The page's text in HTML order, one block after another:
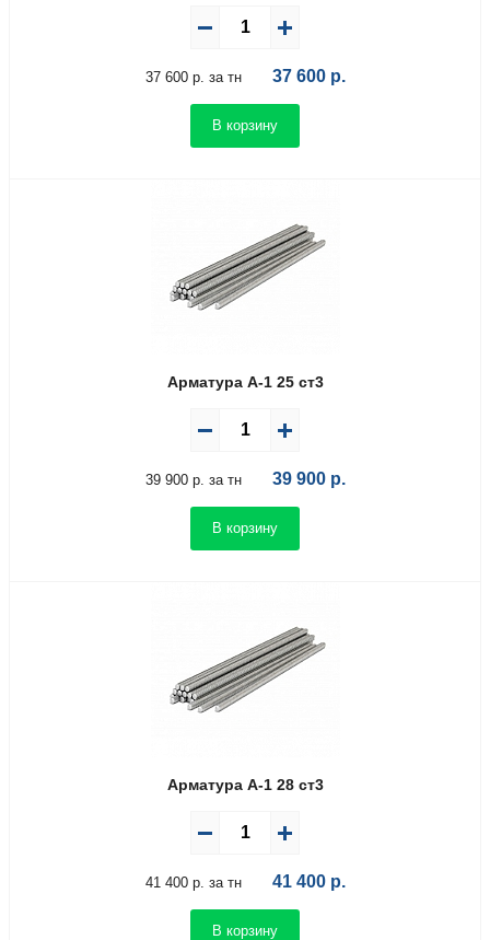
37 600 р. за тн 37 600р.
В корзину
Арматура А-1 25 ст3
39 900 р. за тн 39 900р.
В корзину
Арматура А-1 28 ст3
41 400 р. за тн 41 400р.
В корзину